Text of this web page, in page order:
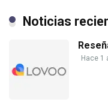
Noticias
Hace 1